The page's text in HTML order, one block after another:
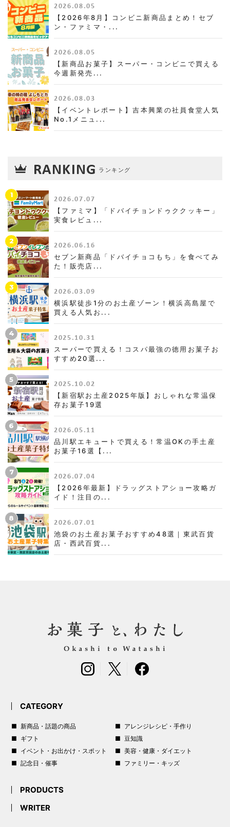
2026.08.05
【2026年8月】コンビニ新商品まとめ！セブ
ン・ファミマ・...
2026.08.05
【新商品お菓子】スーパー・コンビニで買える
今週新発売...
2026.08.03
【イベントレポート】吉本興業の社員食堂人気
No.1メニュ...
RANKING ランキング
1 2026.07.07
【ファミマ】「ドバイチョンドゥククッキー」
実食レビュ...
2 2026.06.16
セブン新商品「ドバイチョコもち」を食べてみ
た！販売店...
3 2026.03.09
横浜駅徒歩1分のお土産ゾーン！横浜高島屋で
買える人気お...
4 2025.10.31
スーパーで買える！コスパ最強の徳用お菓子お
すすめ20選...
5 2025.10.02
【新宿駅お土産2025年版】おしゃれな常温保
存お菓子19選
6 2026.05.11
品川駅エキュートで買える！常温OKの手土産
お菓子16選【...
7 2026.07.04
【2026年最新】ドラッグストアショー攻略ガ
イド！注目の...
8 2026.07.01
池袋のお土産お菓子おすすめ48選｜東武百貨
店・西武百貨...
CATEGORY
新商品・話題の商品
アレンジレシピ・手作り
ギフト
豆知識
イベント・お出かけ・スポット
美容・健康・ダイエット
記念日・催事
ファミリー・キッズ
PRODUCTS
WRITER